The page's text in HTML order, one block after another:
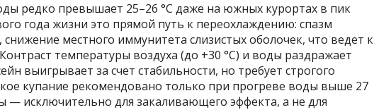
редко превышает 25–26 °C даже на южных курортах в пик
года жизни это прямой путь к переохлаждению: спазм
снижение местного иммунитета слизистых оболочек, что ведет к
температуры воздуха (до +30 °C) и воды раздражает
выигрывает за счет стабильности, но требует строгого
купание рекомендовано только при прогреве воды выше 27
— исключительно для закаливающего эффекта, а не для